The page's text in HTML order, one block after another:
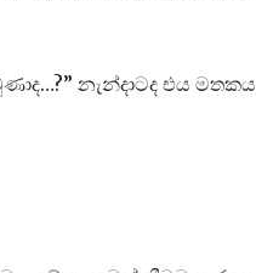
නැන්දාටද එය